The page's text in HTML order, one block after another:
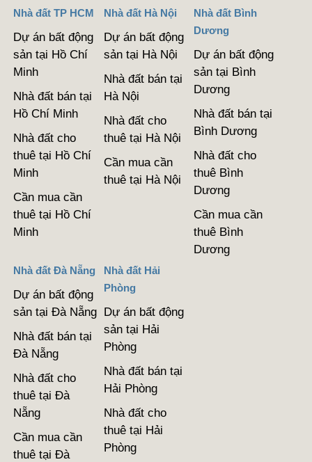
Nhà đất TP HCM
Dự án bất động
sản tại Hồ Chí
Minh
Nhà đất bán tại
Hồ Chí Minh
Nhà đất cho
thuê tại Hồ Chí
Minh
Cần mua cần
thuê tại Hồ Chí
Minh
Nhà đất Hà Nội
Dự án bất động
sản tại Hà Nội
Nhà đất bán tại
Hà Nội
Nhà đất cho
thuê tại Hà Nội
Cần mua cần
thuê tại Hà Nội
Nhà đất Bình
Dương
Dự án bất động
sản tại Bình
Dương
Nhà đất bán tại
Bình Dương
Nhà đất cho
thuê Bình
Dương
Cần mua cần
thuê Bình
Dương
Nhà đất Đà Nẵng
Dự án bất động
sản tại Đà Nẵng
Nhà đất bán tại
Đà Nẵng
Nhà đất cho
thuê tại Đà
Nẵng
Cần mua cần
thuê tại Đà
Nhà đất Hải
Phòng
Dự án bất động
sản tại Hải
Phòng
Nhà đất bán tại
Hải Phòng
Nhà đất cho
thuê tại Hải
Phòng